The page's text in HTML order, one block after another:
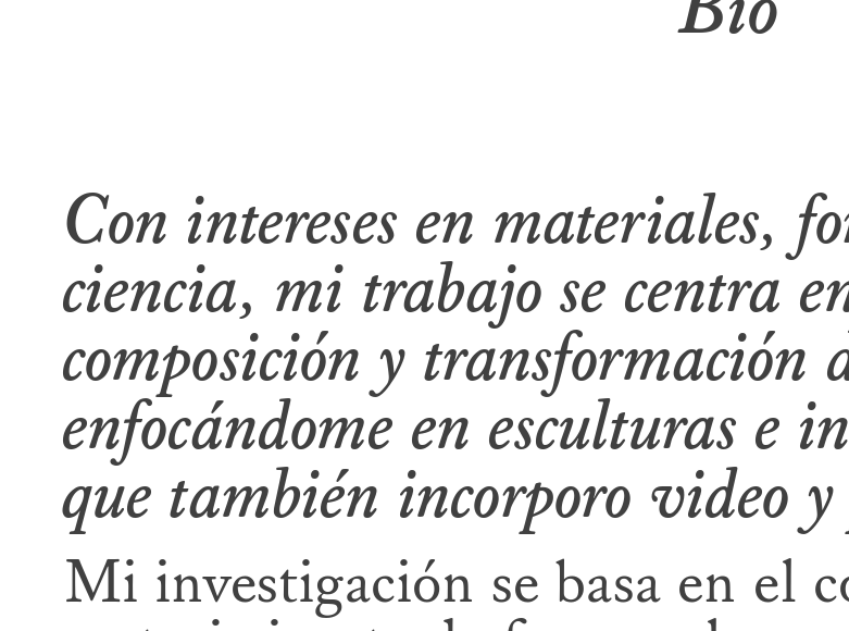
Con intereses en materiales,
ciencia, mi trabajo se centra
composición y transformación
enfocándome en esculturas e
que también incorporo video
Mi investigación se basa en el